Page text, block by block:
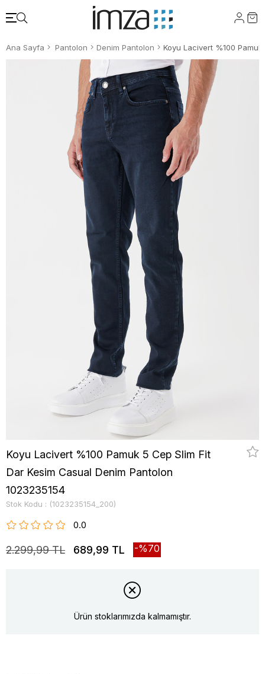
Ana Sayfa Pantolon Denim Pantolon
Koyu Lacivert %100 Pamuk 5 Cep Slim Fit
Dar Kesim Casual Denim Pantolon
1023235154
Stok Kodu (1023235154_200)
0.0
2.299,99 TL 689,99 TL 70
Ürün stoklarımızda kalmamıştır.